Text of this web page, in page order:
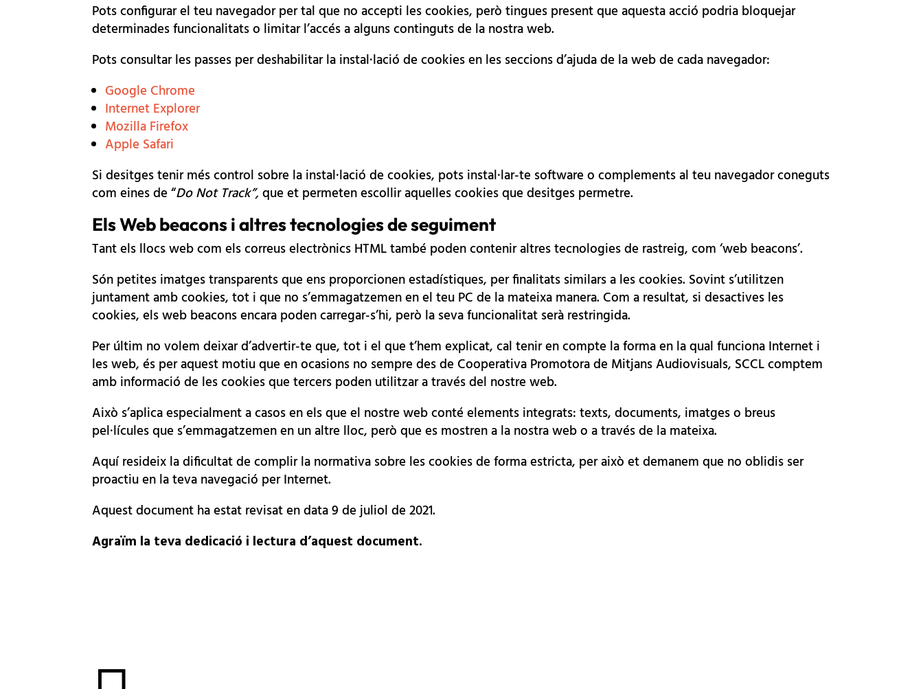
Pots configurar el teu navegador per tal que no accepti les cookies, però tingues present que aquesta acció podria bloquejar
determinades funcionalitats o limitar l’accés a alguns continguts de la nostra web.
Pots consultar les passes per deshabilitar la instal·lació de cookies en les seccions d’ajuda de la web de cada navegador:
Google Chrome
Internet Explorer
Mozilla Firefox
Apple Safari
Si desitges tenir més control sobre la instal·lació de cookies, pots instal·lar-te software o complements al teu navegador coneguts
com eines de “Do Not Track”,que et permeten escollir aquelles cookies que desitges permetre.
Els Web beacons i altres tecnologies de seguiment
Tant els llocs web com els correus electrònics HTML també poden contenir altres tecnologies de rastreig, com ‘web beacons’.
Són petites imatges transparents que ens proporcionen estadístiques, per finalitats similars a les cookies. Sovint s’utilitzen
juntament amb cookies, tot i que no s’emmagatzemen en el teu PC de la mateixa manera. Com a resultat, si desactives les
cookies, els web beacons encara poden carregar-s’hi, però la seva funcionalitat serà restringida.
Per últim no volem deixar d’advertir-te que, tot i el que t’hem explicat, cal tenir en compte la forma en la qual funciona Internet i
les web, és per aquest motiu que en ocasions no sempre des de Cooperativa Promotora de Mitjans Audiovisuals, SCCL comptem
amb informació de les cookies que tercers poden utilitzar a través del nostre web.
Això s’aplica especialment a casos en els que el nostre web conté elements integrats: texts, documents, imatges o breus
pel·lícules que s’emmagatzemen en un altre lloc, però que es mostren a la nostra web o a través de la mateixa.
Aquí resideix la dificultat de complir la normativa sobre les cookies de forma estricta, per això et demanem que no oblidis ser
proactiu en la teva navegació per Internet.
Aquest document ha estat revisat en data 9 de juliol de 2021.
Agraïm la teva dedicació i lectura d’aquest document.